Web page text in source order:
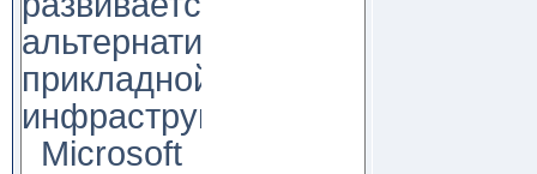
альтернатива
прикладной
инфраструктуре
Microsoft